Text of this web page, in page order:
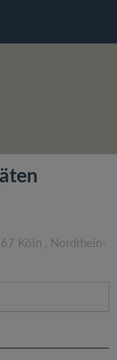
Köln , Nordrhein-